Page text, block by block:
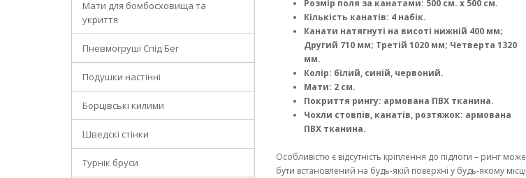
Мати для бомбосховища та
укриття
Пневмогруші Спід Бег
Подушки настінні
Борцівські килими
Шведскі стінки
Турнік бруси
Розмір поля за канатами: 500 см. х 500 см.
Кількість канатів: 4 набік.
Канати натягнуті на висоті нижній 400 мм;
Другий 710 мм; Третій 1020 мм; Четверта 1320
мм.
Колір: білий, синій, червоний.
Мати: 2 см.
Покриття рингу: армована ПВХ тканина.
Чохли стовпів, канатів, розтяжок: армована
ПВХ тканина.
Особливістю є відсутність кріплення до підлоги – ринг може
бути встановлений на будь-якій поверхні у будь-якому місці